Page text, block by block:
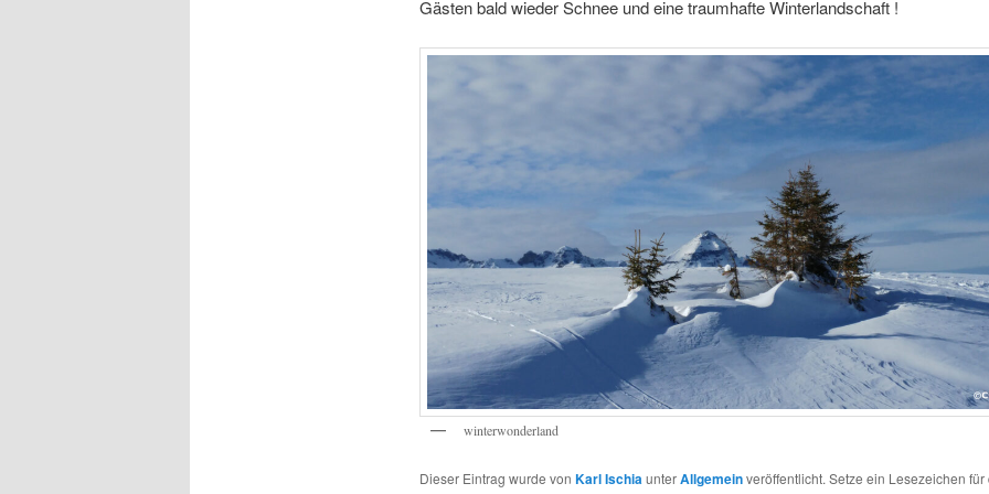
Gästen bald wieder Schnee und eine traumhafte Winterlandschaft !
winterwonderland
Dieser Eintrag wurde von Karl IschiaunterAllgemeinveröffentlicht. Setze ein Lesezeichen für